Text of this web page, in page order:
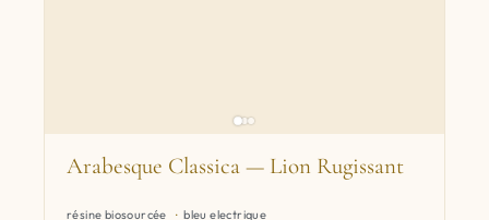
Arabesque Classica — Lion Rugissant
résine biosourcée bleu electrique